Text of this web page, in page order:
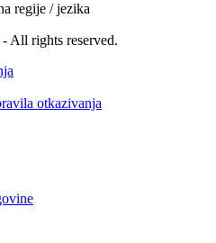
regije / jezika
- All rights reserved.
otkazivanja